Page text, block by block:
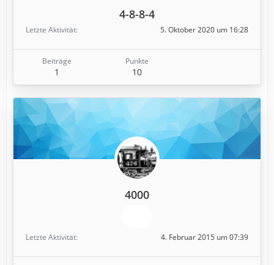
4-8-8-4
Letzte Aktivität 5. Oktober 2020 um 16:28
Beiträge
1
Punkte
10
4000
Letzte Aktivität 4. Februar 2015 um 07:39